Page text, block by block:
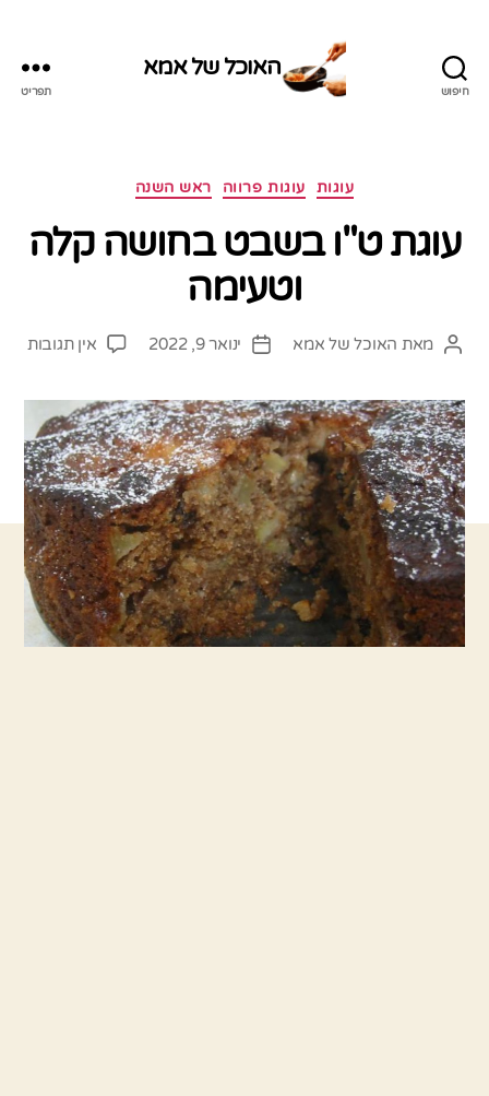
חיפוש
האוכל של אמא
תפריט
קטגוריות עוגות עוגות פרווה ראש השנה
עוגת ט"ו בשבט בחושה קלה
וטעימה
המחבר
מאת האוכל של אמא
תאריךינואר 9, 2022 אין תגובות